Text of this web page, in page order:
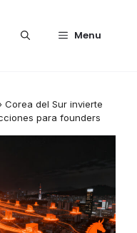
Menu
Corea del Sur invierte
para founders